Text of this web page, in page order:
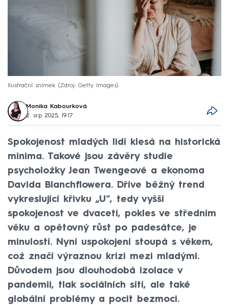
Ilustrační snímek Zdroj: Getty Images
Monika Kabourková
2. srp 2025, 19:17
Spokojenost mladých lidí klesá na historická
minima. Takové jsou závěry studie
psycholožky Jean Twengeové a ekonoma
Davida Blanchflowera. Dříve běžný trend
vykreslující křivku „U“, tedy vyšší
spokojenost ve dvaceti, pokles ve středním
věku a opětovný růst po padesátce, je
minulostí. Nyní uspokojení stoupá s věkem,
což značí výraznou krizi mezi mladými.
Důvodem jsou dlouhodobá izolace v
pandemii, tlak sociálních sítí, ale také
globální problémy a pocit bezmoci.